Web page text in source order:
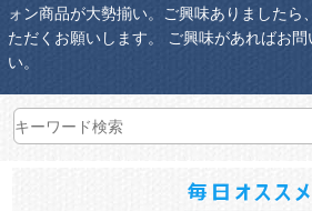
ォン商品が大勢揃い。ご興味ありましたら
ただくお願いします。 ご興味があればお
い。